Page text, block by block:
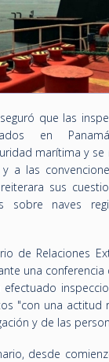
que las
en
marítima y se
a las
sus
sobre naves
de Relaciones
una
"con una actitud
y de las
desde